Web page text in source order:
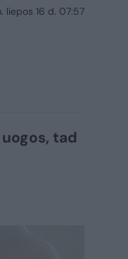
liepos 16 d. 07:57
tad